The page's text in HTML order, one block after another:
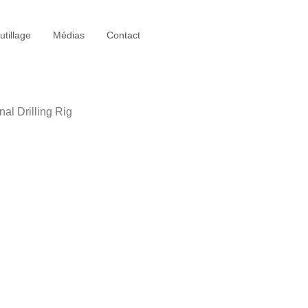
Médias Contact
Drilling Rig